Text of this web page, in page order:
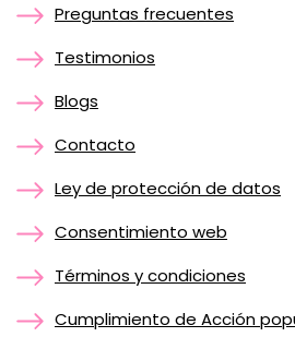
Preguntas frecuentes
Testimonios
Blogs
Contacto
Ley de protección de datos
Consentimiento web
Términos y condiciones
Cumplimiento de Acción